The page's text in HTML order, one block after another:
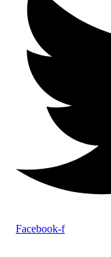
Facebook-f